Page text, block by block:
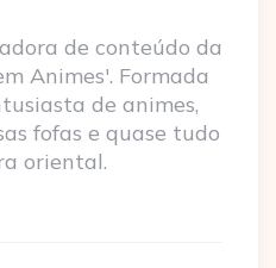
de conteúdo da
Animes'. Formada
de animes,
fofas e quase tudo
oriental.